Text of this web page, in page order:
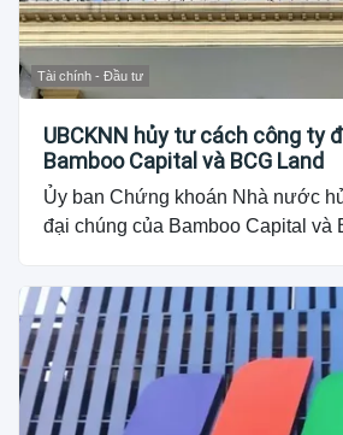
Tài chính - Đầu tư
UBCKNN hủy tư cách công ty
Bamboo Capital và BCG Land
Ủy ban Chứng khoán Nhà nước
đại chúng của Bamboo Capital và